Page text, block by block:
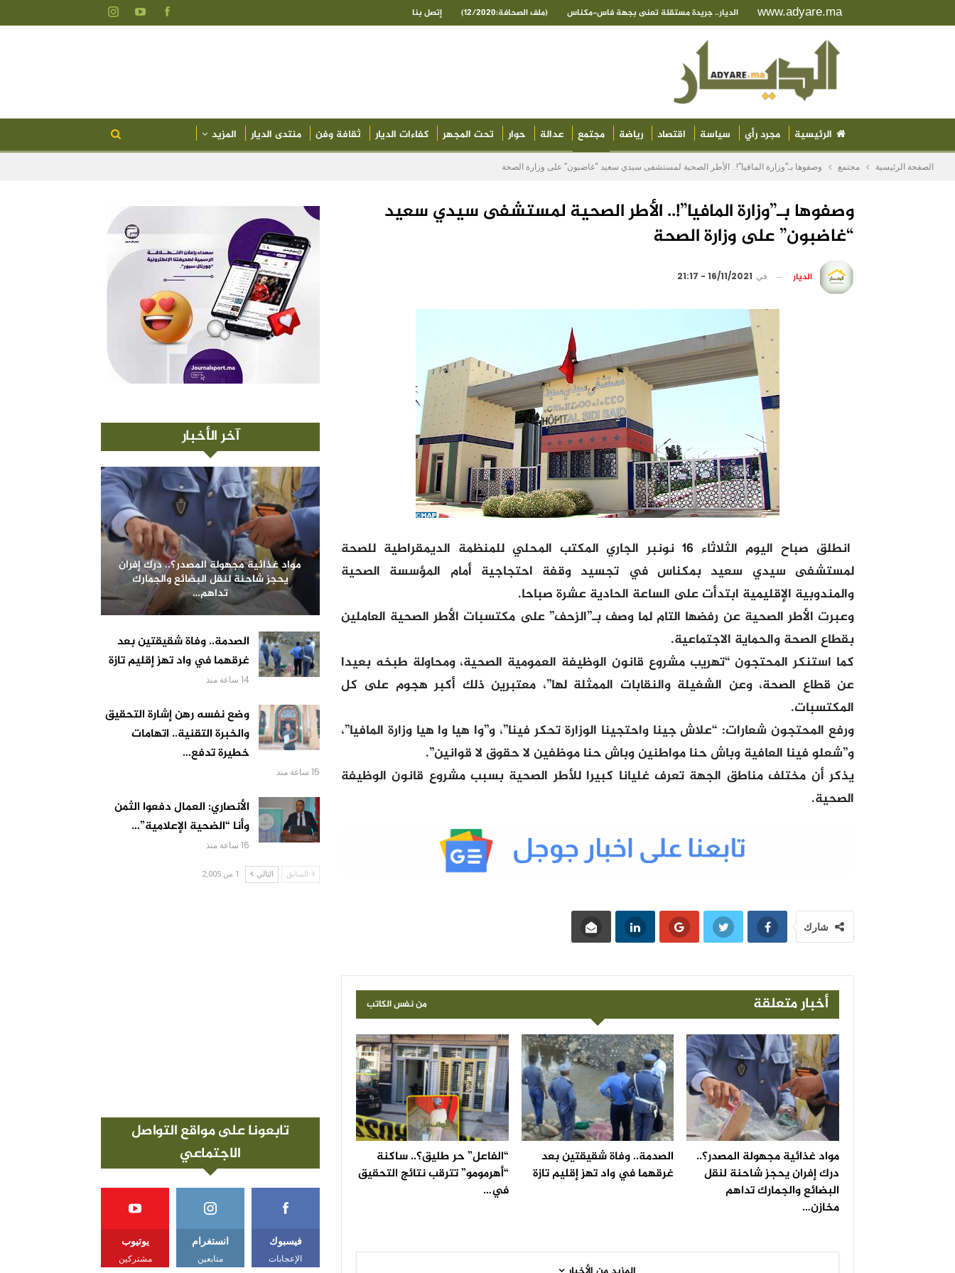
www.adyare.ma الديار.. جريدة مستقلة تعنى بجهة فاس-مكناس (ملف الصحافة:12/2020) إتصل بنا
الرئيسية مجرد رأي سياسة اقتصاد رياضة مجتمع عدالة حوار تحت المجهر كفاءات الديار ثقافة وفن منتدى الديار المزيد
الصفحة الرئيسية مجتمع وصفوها بـ”وزارة المافيا”!.. الأطر الصحية لمستشفى سيدي سعيد “غاضبون” على وزارة الصحة
وصفوها بـ”وزارة المافيا”!.. الأطر الصحية لمستشفى سيدي سعيد
“غاضبون” على وزارة الصحة
الديار في 16/11/2021 - 21:17
انطلق صباح اليوم الثلاثاء 16 نونبر الجاري المكتب المحلي للمنظمة الديمقراطية للصحة
لمستشفى سيدي سعيد بمكناس في تجسيد وقفة احتجاجية أمام المؤسسة الصحية
والمندوبية الإقليمية ابتدأت على الساعة الحادية عشرة صباحا.
وعبرت الأطر الصحية عن رفضها التام لما وصف بـ”الزحف” على مكتسبات الأطر الصحية العاملين
بقطاع الصحة والحماية الاجتماعية.
كما استنكر المحتجون “تهريب مشروع قانون الوظيفة العمومية الصحية، ومحاولة طبخه بعيدا
عن قطاع الصحة، وعن الشغيلة والنقابات الممثلة لها”، معتبرين ذلك أكبر هجوم على كل
المكتسبات.
ورفع المحتجون شعارات: “علاش جينا واحتجينا الوزارة تحكر فينا”، و”وا هيا وا هيا وزارة المافيا”،
و”شعلو فينا العافية وباش حنا مواطنين وباش حنا موظفين لا حقوق لا قوانين”.
يذكر أن مختلف مناطق الجهة تعرف غليانا كبيرا للأطر الصحية بسبب مشروع قانون الوظيفة
الصحية.
شارك
أخبار متعلقة من نفس الكاتب
مواد غذائية مجهولة المصدر؟..
درك إفران يحجز شاحنة لنقل
البضائع والجمارك تداهم
مخازن…
الصدمة.. وفاة شقيقتين بعد
غرقهما في واد تهز إقليم تازة
“الفاعل” حر طليق؟.. ساكنة
“أهرمومو” تترقب نتائج التحقيق
في…
آخر الأخبار
مواد غذائية مجهولة المصدر؟.. درك إفران
يحجز شاحنة لنقل البضائع والجمارك
تداهم…
الصدمة.. وفاة شقيقتين بعد
غرقهما في واد تهز إقليم تازة
14 ساعة منذ
وضع نفسه رهن إشارة التحقيق
والخبرة التقنية.. اتهامات
خطيرة تدفع…
15 ساعة منذ
الأنصاري: العمال دفعوا الثمن
وأنا “الضحية الإعلامية”…
16 ساعة منذ
السابق التالي 1 من 2,005
تابعونا على مواقع التواصل
الاجتماعي
فيسبوك
الإعجابات
انستغرام
متابعين
يوتيوب
مشتركين